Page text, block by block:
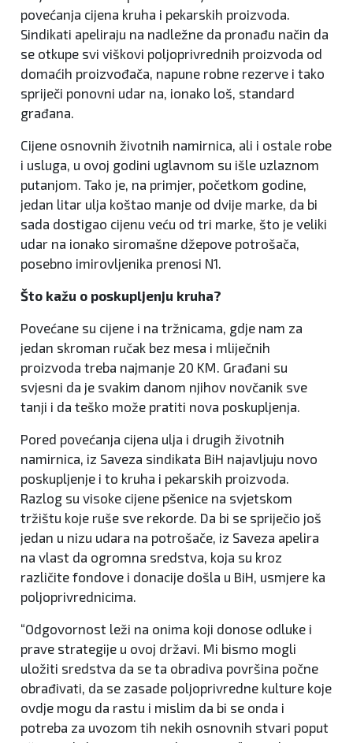
povećanja cijena kruha i pekarskih proizvoda.
Sindikati apeliraju na nadležne da pronađu način da
se otkupe svi viškovi poljoprivrednih proizvoda od
domaćih proizvođača, napune robne rezerve i tako
spriječi ponovni udar na, ionako loš, standard
građana.
Cijene osnovnih životnih namirnica, ali i ostale robe
i usluga, u ovoj godini uglavnom su išle uzlaznom
putanjom. Tako je, na primjer, početkom godine,
jedan litar ulja koštao manje od dvije marke, da bi
sada dostigao cijenu veću od tri marke, što je veliki
udar na ionako siromašne džepove potrošača,
posebno imirovljenika prenosi N1.
Što kažu o poskupljenju kruha?
Povećane su cijene i na tržnicama, gdje nam za
jedan skroman ručak bez mesa i mliječnih
proizvoda treba najmanje 20 KM. Građani su
svjesni da je svakim danom njihov novčanik sve
tanji i da teško može pratiti nova poskupljenja.
Pored povećanja cijena ulja i drugih životnih
namirnica, iz Saveza sindikata BiH najavljuju novo
poskupljenje i to kruha i pekarskih proizvoda.
Razlog su visoke cijene pšenice na svjetskom
tržištu koje ruše sve rekorde. Da bi se spriječio još
jedan u nizu udara na potrošače, iz Saveza apelira
na vlast da ogromna sredstva, koja su kroz
različite fondove i donacije došla u BiH, usmjere ka
poljoprivrednicima.
“Odgovornost leži na onima koji donose odluke i
prave strategije u ovoj državi. Mi bismo mogli
uložiti sredstva da se ta obradiva površina počne
obrađivati, da se zasade poljoprivredne kulture koje
ovdje mogu da rastu i mislim da bi se onda i
potreba za uvozom tih nekih osnovnih stvari poput